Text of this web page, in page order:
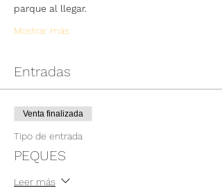
parque al llegar.
Mostrar más
Entradas
Venta finalizada
Tipo de entrada
PEQUES
Leer más